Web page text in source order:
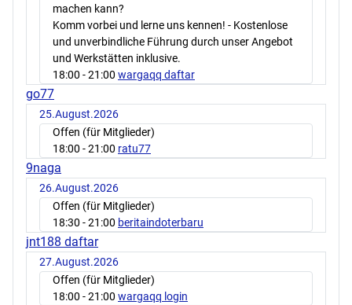
machen kann?
Komm vorbei und lerne uns kennen! - Kostenlose
und unverbindliche Führung durch unser Angebot
und Werkstätten inklusive.
18:00 - 21:00 wargaqq daftar
go77
25.August.2026
Offen (für Mitglieder)
18:00 - 21:00 ratu77
9naga
26.August.2026
Offen (für Mitglieder)
18:30 - 21:00 beritaindoterbaru
jnt188 daftar
27.August.2026
Offen (für Mitglieder)
18:00 - 21:00 wargaqq login